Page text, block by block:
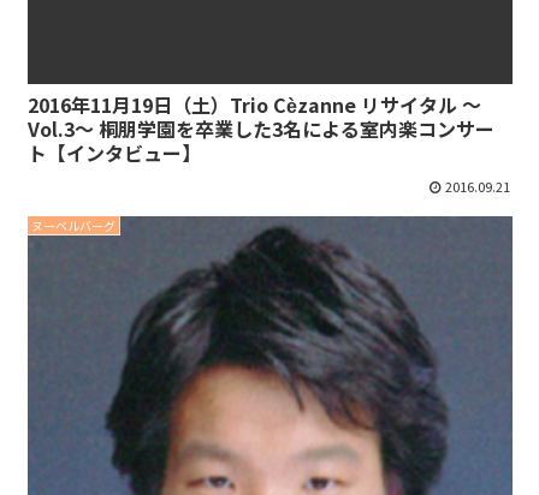
2016年11月19日（土）Trio Cѐzanne リサイタル 〜
Vol.3〜 桐朋学園を卒業した3名による室内楽コンサー
ト【インタビュー】
2016.09.21
ヌーベルバーグ